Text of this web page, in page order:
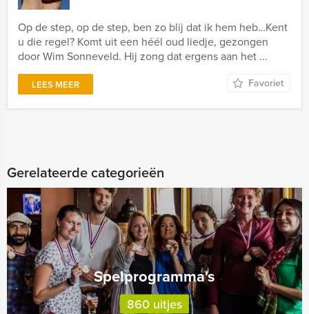
Op de step, op de step, ben zo blij dat ik hem heb…Kent
u die regel? Komt uit een héél oud liedje, gezongen
door Wim Sonneveld. Hij zong dat ergens aan het ...
LEES MEER Favoriet
Gerelateerde categorieën
Spelprogramma's
860 uitjes